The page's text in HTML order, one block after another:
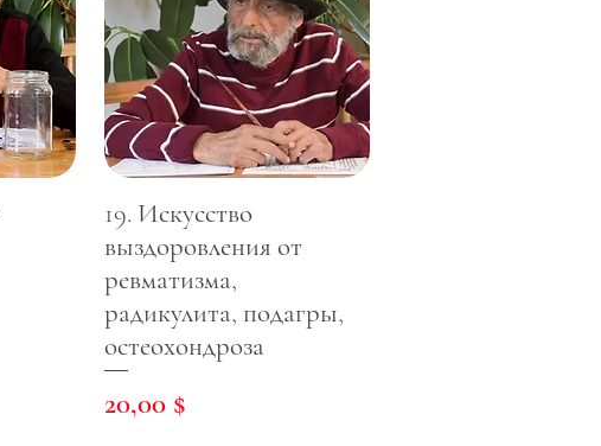
19. Искусство
выздоровления от
ревматизма,
радикулита, подагры,
остеохондроза
Цена
20,00 $